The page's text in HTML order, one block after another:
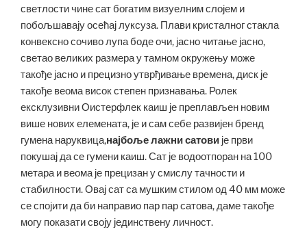
светлости чине сат богатим визуелним слојем и
побољшавају осећај луксуза. Плави кристалног стакла
конвексно сочиво лупа боде очи, јасно читање јасно,
светао великих размера у тамном окружењу може
такође јасно и прецизно утврђивање времена, диск је
такође веома висок степен признавања. Ролек
ексклузивни Оистерфлек каиш је преплављен новим
више нових елемената, је и сам себе развијен бренд
гумена наруквица,најбоље лажни сатови је први
покушај да се гумени каиш. Сат је водоотпоран на 100
метара и веома је прецизан у смислу тачности и
стабилности. Овај сат са мушким стилом од 40 мм може
се спојити да би направио пар пар сатова, даме такође
могу показати своју јединствену личност.